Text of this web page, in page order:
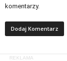
komentarzy.
REKLAMA